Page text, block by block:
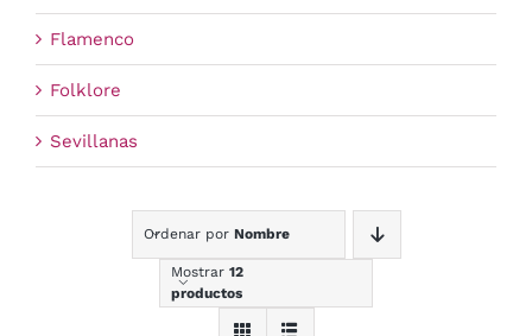
Flamenco
Folklore
Sevillanas
Ordenar por Nombre
Mostrar 12
productos